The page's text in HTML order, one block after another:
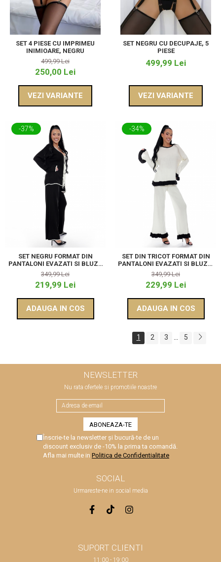
SET 4 PIESE CU IMPRIMEU
INIMIOARE, NEGRU
499,99 Lei
250,00 Lei
VEZI VARIANTE
SET NEGRU CU DECUPAJE, 5
PIESE
499,99 Lei
VEZI VARIANTE
-37%
SET NEGRU FORMAT DIN
PANTALONI EVAZATI SI BLUZA
CU SNUR
349,99 Lei
219,99 Lei
ADAUGA IN COS
-34%
SET DIN TRICOT FORMAT DIN
PANTALONI EVAZATI SI BLUZA,
ALB
349,99 Lei
229,99 Lei
ADAUGA IN COS
1 2 3 5
NEWSLETTER
Nu rata ofertele si promotiile noastre
Înscrie-te la newsletter și bucură-te de un
discount exclusiv de -10% la prima ta comandă.
Afla mai multe in Politica de Confidentialitate
SOCIAL
Urmareste-ne in social media
SUPORT CLIENTI
11:00 - 19:00